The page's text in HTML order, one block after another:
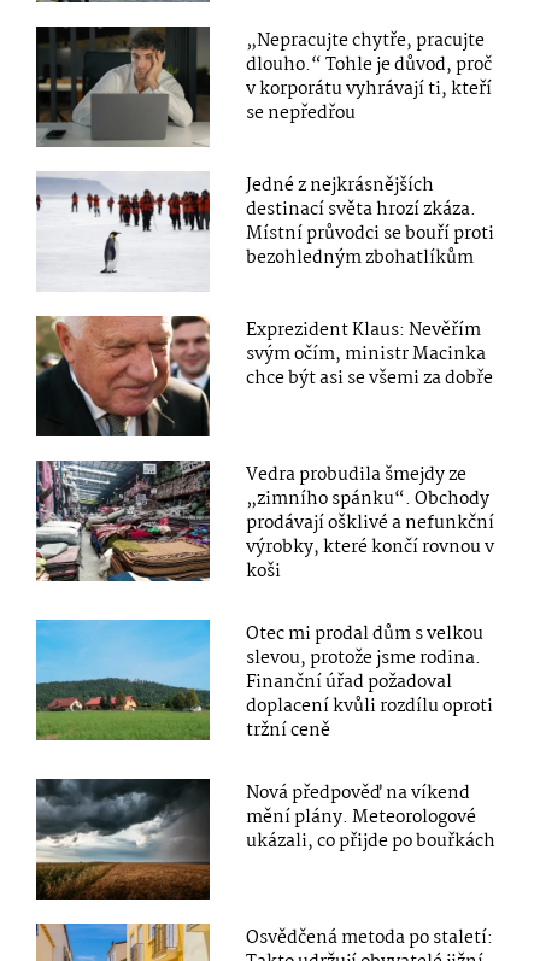
„Nepracujte chytře, pracujte
dlouho.“ Tohle je důvod, proč
v korporátu vyhrávají ti, kteří
se nepředřou
Jedné z nejkrásnějších
destinací světa hrozí zkáza.
Místní průvodci se bouří proti
bezohledným zbohatlíkům
Exprezident Klaus: Nevěřím
svým očím, ministr Macinka
chce být asi se všemi za dobře
Vedra probudila šmejdy ze
„zimního spánku“. Obchody
prodávají ošklivé a nefunkční
výrobky, které končí rovnou v
koši
Otec mi prodal dům s velkou
slevou, protože jsme rodina.
Finanční úřad požadoval
doplacení kvůli rozdílu oproti
tržní ceně
Nová předpověď na víkend
mění plány. Meteorologové
ukázali, co přijde po bouřkách
Osvědčená metoda po staletí: